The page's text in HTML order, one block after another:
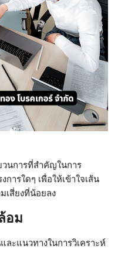
วนการที่สำคัญในการ
ารใดๆ เพื่อให้เข้าใจเส้น
เสี่ยงที่น้อยลง
อม
ละแนวทางในการวิเคราะห์